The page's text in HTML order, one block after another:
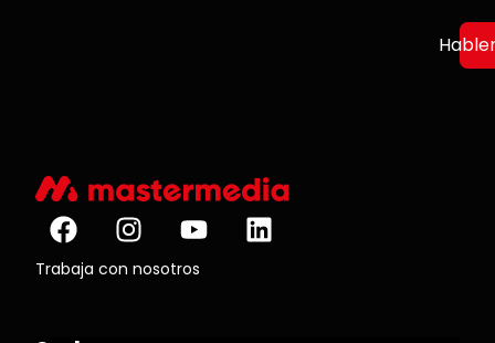
Trabaja con nosotros